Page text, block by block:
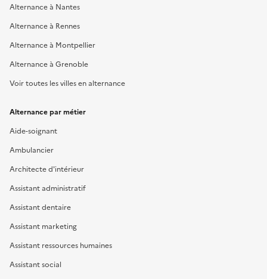
Alternance à Nantes
Alternance à Rennes
Alternance à Montpellier
Alternance à Grenoble
Voir toutes les villes en alternance
Alternance par métier
Aide-soignant
Ambulancier
Architecte d'intérieur
Assistant administratif
Assistant dentaire
Assistant marketing
Assistant ressources humaines
Assistant social